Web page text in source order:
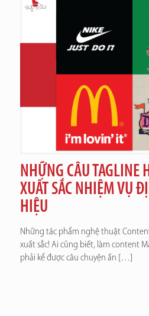
NHỮNG CÂU TAGLINE
XUẤT SẮC NHIỆM VỤ
HIỆU
Những tác phẩm nghệ thuật
xuất sắc! Ai cũng biết, làm content
phải kể được câu chuyện ấn […]